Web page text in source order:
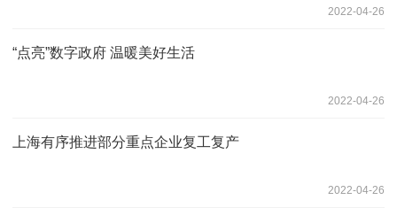
2022-04-26
“点亮”数字政府 温暖美好生活
2022-04-26
上海有序推进部分重点企业复工复产
2022-04-26